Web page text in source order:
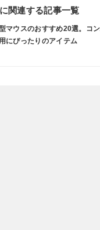
関連する記事一覧
マウスのおすすめ20選。コ
にぴったりのアイテム